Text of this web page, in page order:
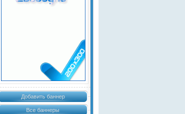
Добавить баннер
Все баннеры